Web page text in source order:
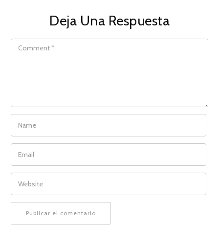
Deja Una Respuesta
COMMENT
NAME
EMAIL
WEBSITE